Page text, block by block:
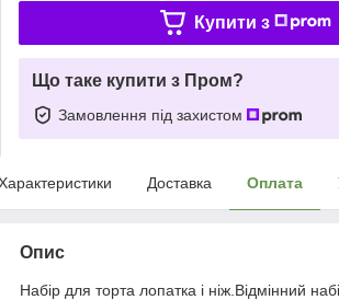
Купити з
Що таке купити з Пром?
Замовлення під захистом
Доставка Оплата
Опис
Набір для торта лопатка і ніж.Відмінний